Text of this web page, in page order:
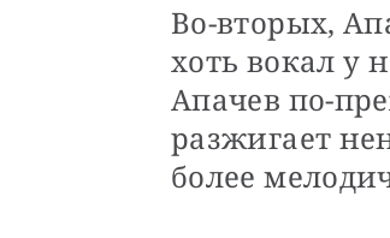
Во-вторых,
хоть вокал у
Апачев по-
разжигает
более